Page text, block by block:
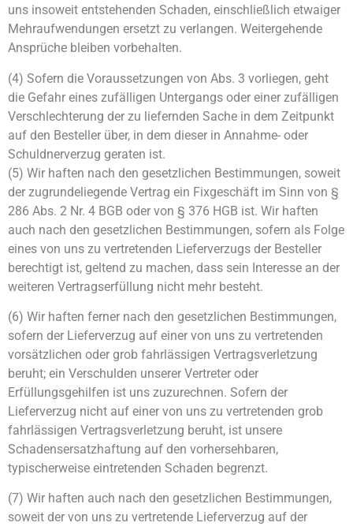
uns insoweit entstehenden Schaden, einschließlich etwaiger
Mehraufwendungen ersetzt zu verlangen. Weitergehende
Ansprüche bleiben vorbehalten.
(4) Sofern die Voraussetzungen von Abs. 3 vorliegen, geht
die Gefahr eines zufälligen Untergangs oder einer zufälligen
Verschlechterung der zu liefernden Sache in dem Zeitpunkt
auf den Besteller über, in dem dieser in Annahme- oder
Schuldnerverzug geraten ist.
(5) Wir haften nach den gesetzlichen Bestimmungen, soweit
der zugrundeliegende Vertrag ein Fixgeschäft im Sinn von §
286 Abs. 2 Nr. 4 BGB oder von § 376 HGB ist. Wir haften
auch nach den gesetzlichen Bestimmungen, sofern als Folge
eines von uns zu vertretenden Lieferverzugs der Besteller
berechtigt ist, geltend zu machen, dass sein Interesse an der
weiteren Vertragserfüllung nicht mehr besteht.
(6) Wir haften ferner nach den gesetzlichen Bestimmungen,
sofern der Lieferverzug auf einer von uns zu vertretenden
vorsätzlichen oder grob fahrlässigen Vertragsverletzung
beruht; ein Verschulden unserer Vertreter oder
Erfüllungsgehilfen ist uns zuzurechnen. Sofern der
Lieferverzug nicht auf einer von uns zu vertretenden grob
fahrlässigen Vertragsverletzung beruht, ist unsere
Schadensersatzhaftung auf den vorhersehbaren,
typischerweise eintretenden Schaden begrenzt.
(7) Wir haften auch nach den gesetzlichen Bestimmungen,
soweit der von uns zu vertretende Lieferverzug auf der